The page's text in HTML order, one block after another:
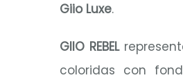
Giio Luxe.
GIIO REBEL
coloridas con